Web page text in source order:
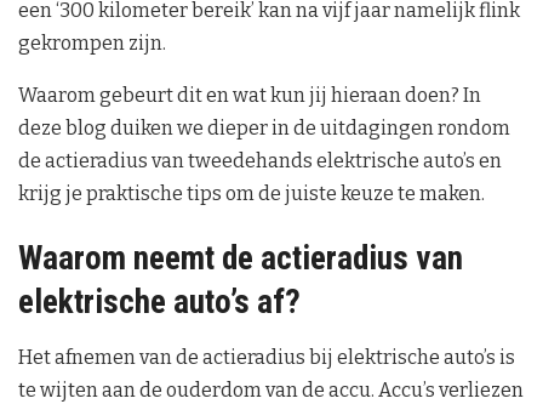
een ‘300 kilometer bereik’ kan na vijf jaar namelijk flink
gekrompen zijn.
Waarom gebeurt dit en wat kun jij hieraan doen? In
deze blog duiken we dieper in de uitdagingen rondom
de actieradius van tweedehands elektrische auto’s en
krijg je praktische tips om de juiste keuze te maken.
Waarom neemt de actieradius van
elektrische auto’s af?
Het afnemen van de actieradius bij elektrische auto’s is
te wijten aan de ouderdom van de accu. Accu’s verliezen